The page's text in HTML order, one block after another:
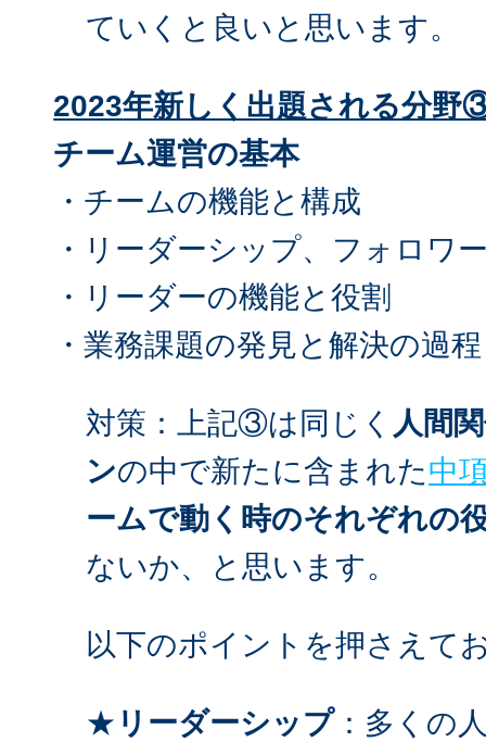
ていくと良いと思います。
2023年新しく出題される分野
チーム運営の基本
・チームの機能と構成
・リーダーシップ、フォロワ
・リーダーの機能と役割
・業務課題の発見と解決の過程
対策：上記③は同じく 人間
ンの中で新たに含まれた中
ームで動く時のそれぞれの
ないか、と思います。
以下のポイントを押さえて
★ リーダーシップ：多くの